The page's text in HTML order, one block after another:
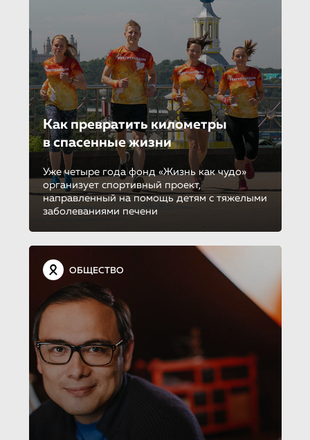
Как превратить километры
в спасенные жизни
Уже четыре года фонд «Жизнь как чудо»
организует спортивный проект,
направленный на помощь детям с тяжелыми
заболеваниями печени
ОБЩЕСТВО